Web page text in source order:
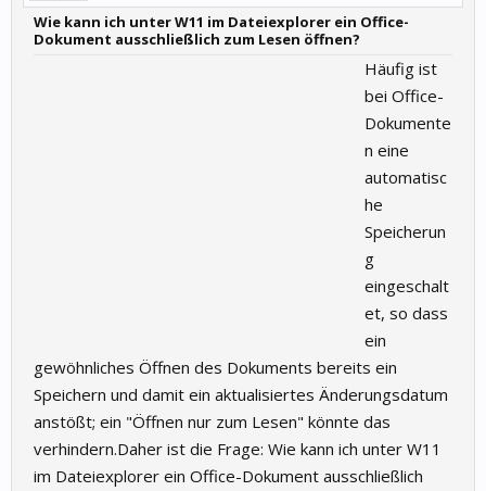
Wie kann ich unter W11 im Dateiexplorer ein Office-
Dokument ausschließlich zum Lesen öffnen?
Häufig ist
bei Office-
Dokumente
n eine
automatisc
he
Speicherun
g
eingeschalt
et, so dass
ein
gewöhnliches Öffnen des Dokuments bereits ein
Speichern und damit ein aktualisiertes Änderungsdatum
anstößt; ein "Öffnen nur zum Lesen" könnte das
verhindern.Daher ist die Frage: Wie kann ich unter W11
im Dateiexplorer ein Office-Dokument ausschließlich